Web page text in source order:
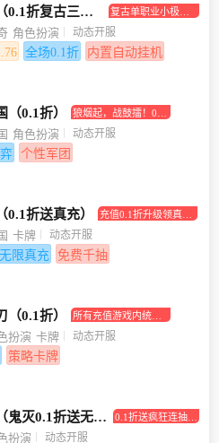
天封城（0.1折复古三职业）
复古单职业小极品
传奇手游
角色扮演 动态开服
全场0.1折 内置自动挂机
（0.1折）
狼烟起，战鼓擂！0.1
折助你坐拥江山美人
角色扮演 动态开服
个性军团
0.1折送真充）
充值0.1折升级领真充
卡牌 动态开服
无限真充 免费千抽
（0.1折）
所有充值游戏内统统
打0.1折！
扮演 卡牌 动态开服
策略卡牌
鬼剑豪（鬼灭0.1折送无限抽）
0.1折送疯狂连抽，
扮演 动态开服